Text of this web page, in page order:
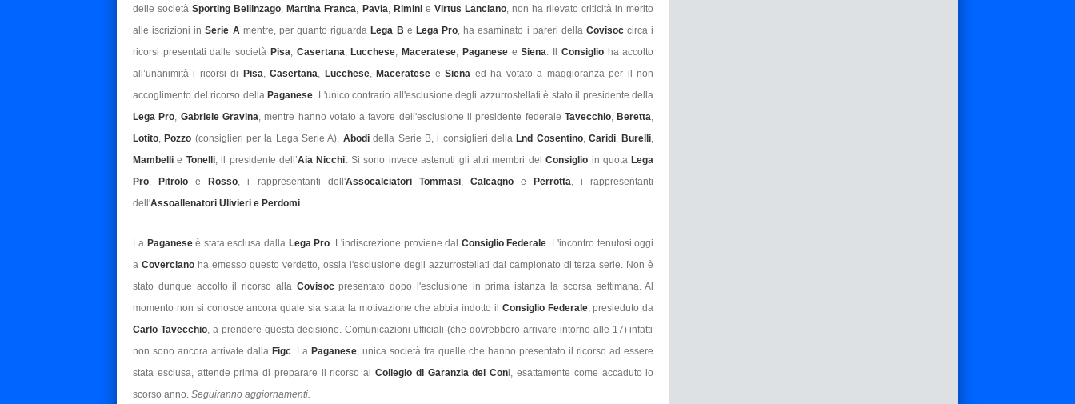
delle societàSporting Bellinzago ,Martina Franca Pavia Rimini e Virtus Lanciano, non ha rilevato criticità in merito
alle iscrizioni inSerie A mentre, per quanto riguardaLega B e Lega Pro , ha esaminato i pareri dellaCovisoccirca i
ricorsi presentati dalle società Pisa Casertana ,Lucchese ,Maceratese Paganese eSiena . Il Consiglio ha accolto
all’unanimità i ricorsi di Pisa ,Casertana Lucchese,Maceratese eSiena ed ha votato a maggioranza per il non
accoglimento del ricorso dellaPaganese . L'unico contrario all'esclusione degli azzurrostellati è stato il presidente della
Lega Pro Gabriele Gravina , mentre hanno votato a favore dell'esclusione il presidente federaleTavecchio ,Beretta
Lotito ,Pozzo (consiglieri per la Lega Serie A), Abodidella Serie B, i consiglieri dellaLnd Cosentino,Caridi ,Burelli
Mambellie Tonelli, il presidente dell’Aia Nicchi . Si sono invece astenuti gli altri membri delConsiglio in quotaLega
Pro ,PitroloeRosso , i rappresentanti dell'Assocalciatori Tommasi, CalcagnoePerrotta , i rappresentanti
dell'Assoallenatori Ulivieri e Perdomi
La Paganeseè stata esclusa dalla Lega Pro . L'indiscrezione proviene dal Consiglio Federale . L'incontro tenutosi oggi
a Coverciano ha emesso questo verdetto, ossia l'esclusione degli azzurrostellati dal campionato di terza serie. Non è
stato dunque accolto il ricorso alla Covisocpresentato dopo l'esclusione in prima istanza la scorsa settimana. Al
momento non si conosce ancora quale sia stata la motivazione che abbia indotto il Consiglio Federale, presieduto da
Carlo Tavecchio, a prendere questa decisione. Comunicazioni ufficiali (che dovrebbero arrivare intorno alle 17) infatti
non sono ancora arrivate dallaFigc . LaPaganese , unica società fra quelle che hanno presentato il ricorso ad essere
stata esclusa, attende prima di preparare il ricorso alCollegio di Garanzia del Coni, esattamente come accaduto lo
scorso anno. Seguiranno aggiornamenti.